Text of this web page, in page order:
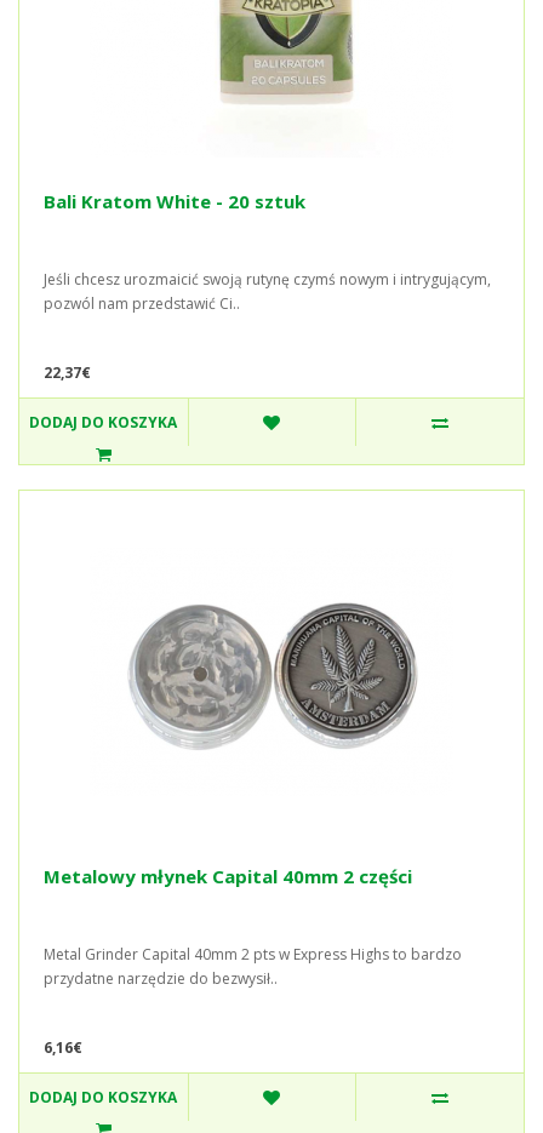
Bali Kratom White - 20 sztuk
Jeśli chcesz urozmaicić swoją rutynę czymś nowym i intrygującym,
pozwól nam przedstawić Ci..
22,37€
DODAJ DO KOSZYKA
Metalowy młynek Capital 40mm 2 części
Metal Grinder Capital 40mm 2 pts w Express Highs to bardzo
przydatne narzędzie do bezwysił..
6,16€
DODAJ DO KOSZYKA